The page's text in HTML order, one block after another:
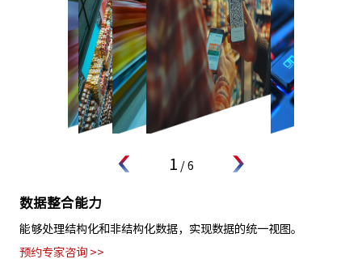
1 / 6
数据整合能力
能够处理结构化和非结构化数据，实现数据的统一视图。
预约专家咨询 >>